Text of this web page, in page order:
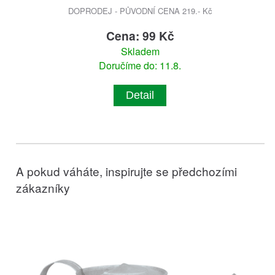
DOPRODEJ - PŮVODNÍ CENA 219.- Kč
Cena: 99 Kč
Skladem
Doručíme do: 11.8.
Detail
A pokud váháte, inspirujte se předchozími
zákazníky